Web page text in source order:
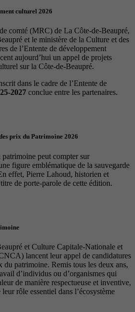
culturel 2026
comté (MRC) de La Côte-de-Beaupré,
et le ministère de la Culture et des
de l’Entente de développement
aujourd’hui un appel de projets
sur la Côte-de-Beaupré.
dans le cadre de l’Entente de
2027 conclue entre les partenaires.
prix du Patrimoine 2026
peut compter sur
figure emblématique de la sauvegarde
effet, Pierre Lahoud, historien et
de porte-parole de cette édition.
et Culture Capitale-Nationale et
lancent leur appel de candidatures
du patrimoine. Remis tous les deux ans,
d’individus ou d’organismes qui
de manière respectueuse et inventive,
rôle essentiel dans l’écosystème